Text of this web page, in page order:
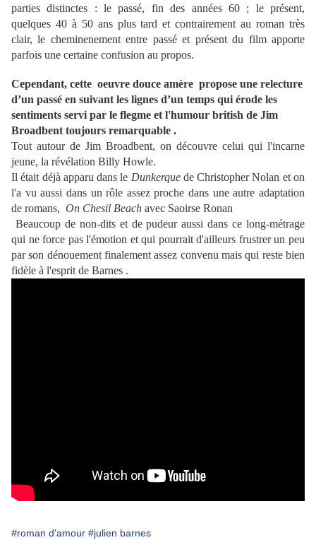
parties distinctes : le passé, fin des années 60 ; le présent,
quelques 40 à 50 ans plus tard et contrairement au roman très
clair, le cheminenement entre passé et présent du filmapporte
parfois une certaine confusion au propos.
Cependant, cette oeuvre douce amère propose une relecture
d’un passé en suivant les lignes d’un temps qui érode les
sentiments servi par le flegme et l'humour british de Jim
Broadbent toujours remarquable .
Tout autour de Jim Broadbent, on découvre celui qui l'incarne
jeune, la révélation Billy Howle.
Il était déjà apparu dans le Dunkerquede Christopher Nolan et on
l'a vu aussi dans un rôle assez proche dans une autre adaptation
de romans, On Chesil Beach avec Saoirse Ronan
Beaucoup de non-dits et de pudeur aussi dans ce long-métrage
qui ne force pas l'émotion et qui pourrait d'ailleurs frustrer un peu
par son dénouement finalement assez convenu mais qui reste bien
fidèle à l'esprit de Barnes .
#roman d'amour #julien barnes